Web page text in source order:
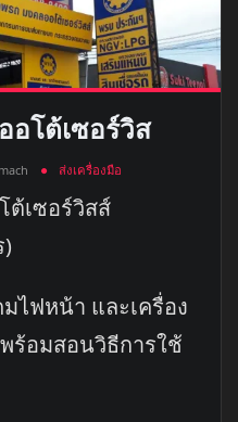
อโต้เซอร์วิส
ส่งเครื่องมือ
ต้เซอร์วิสส์
ไฟหน้า และเครื่อง
ร้อมสอนวิธีการใช้